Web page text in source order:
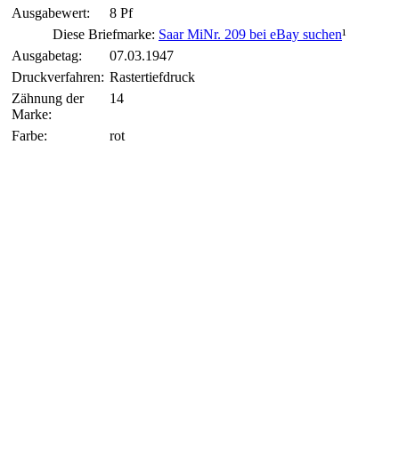
Ausgabewert:
8 Pf
Diese Briefmarke: Saar MiNr. 209 bei eBay suchen¹
Ausgabetag:
07.03.1947
Druckverfahren: Rastertiefdruck
Zähnung der
Marke:
14
Farbe: rot